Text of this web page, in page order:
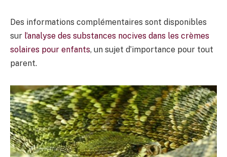
Des informations complémentaires sont disponibles
sur l’analyse des substances nocives dans les crèmes
solaires pour enfants, un sujet d’importance pour tout
parent.